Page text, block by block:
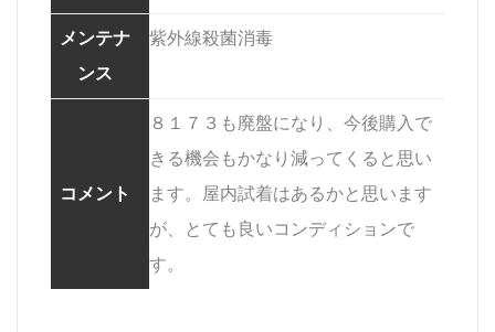
メンテナ
ンス
紫外線殺菌消毒
コメント
８１７３も廃盤になり、今後購入で
きる機会もかなり減ってくると思い
ます。屋内試着はあるかと思います
が、とても良いコンディションで
す。